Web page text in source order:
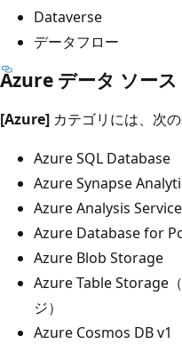
Dataverse
データフロー
Azure データ ソース
[Azure] カテゴリには、次
Azure SQL Database
Azure Synapse
Azure Analysis
Azure Database for
Azure Blob Storage
Azure Table Storage
ジ）
Azure Cosmos DB v1